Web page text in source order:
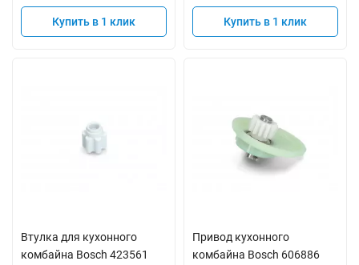
Купить в 1 клик Купить в 1 клик
Втулка для кухонного
комбайна Bosch 423561
Привод кухонного
комбайна Bosch 606886